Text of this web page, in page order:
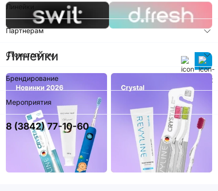
Линейки
Партнерам
Стоматологам
Брендирование
Мероприятия
8 (3842) 77-10-60
Линейки